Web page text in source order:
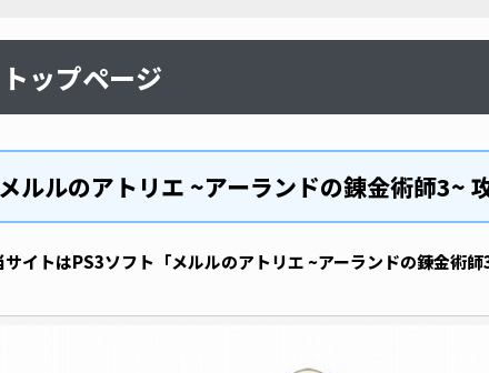
トップページ
メルルのアトリエ ~アーランドの錬金術師3~
サイトはPS3ソフト「メルルのアトリエ ~アーランドの錬金術